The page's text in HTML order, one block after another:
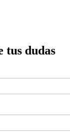
tus dudas